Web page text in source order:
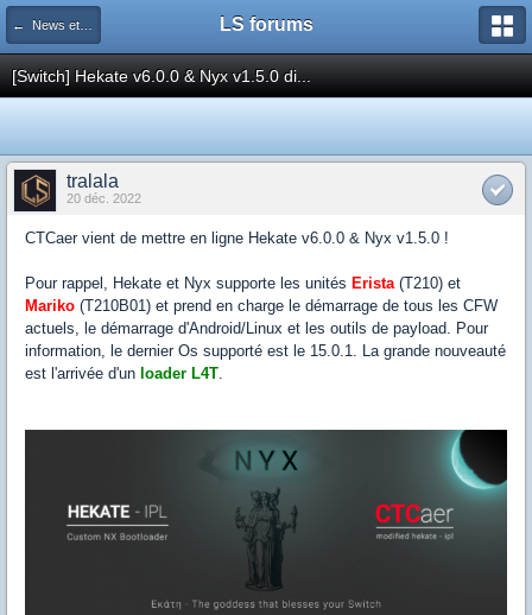
← News et actualités postées sur LS LS forums
[Switch] Hekate v6.0.0 & Nyx v1.5.0 di...
tralala
20 déc. 2022
CTCaer vient de mettre en ligne Hekate v6.0.0 & Nyx v1.5.0 !
Pour rappel, Hekate et Nyx supporte les unités Erista(T210) et
Mariko (T210B01) et prend en charge le démarrage de tous les CFW
actuels, le démarrage d'Android/Linux et les outils de payload. Pour
information, le dernier Os supporté est le 15.0.1. La grande nouveauté
est l'arrivée d'un loader L4T.